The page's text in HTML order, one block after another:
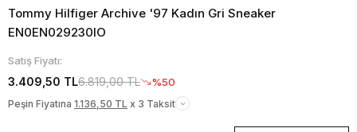
Tommy Hilfiger Archive '97 Kadın Gri Sneaker
EN0EN029230IO
Satış Fiyatı:
3.409,50 TL6.819,00 TL %50
Peşin Fiyatına 1.136,50 TL x 3 Taksit